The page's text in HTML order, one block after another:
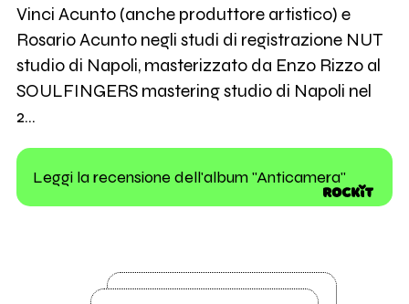
Vinci Acunto (anche produttore artistico) e
Rosario Acunto negli studi di registrazione NUT
studio di Napoli, masterizzato da Enzo Rizzo al
SOULFINGERS mastering studio di Napoli nel
2…
Leggi la recensione dell'album "Anticamera"